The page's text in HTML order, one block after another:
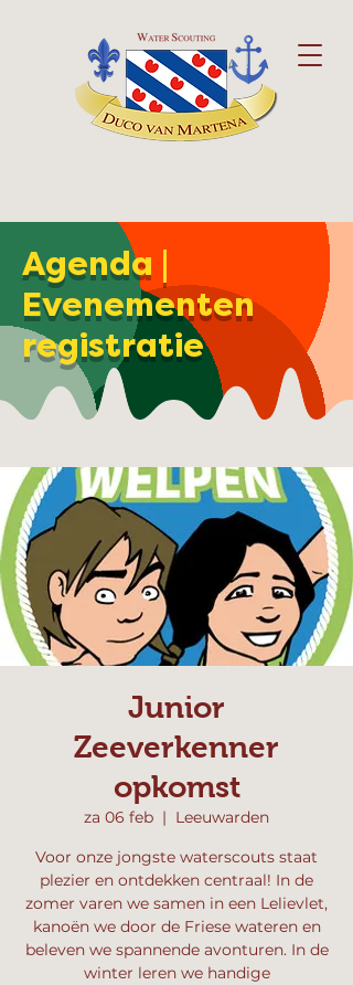
Agenda |
Evenementen
registratie
Junior
Zeeverkenner
opkomst
za 06 feb
  |
Leeuwarden
Voor onze jongste waterscouts staat
plezier en ontdekken centraal! In de
zomer varen we samen in een Lelievlet,
kanoën we door de Friese wateren en
beleven we spannende avonturen. In de
winter leren we handige